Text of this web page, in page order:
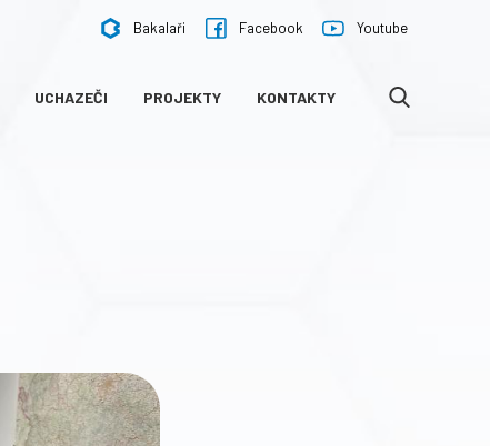
Bakalaři Facebook Youtube
UCHAZEČI PROJEKTY KONTAKTY
VYHLEDÁVÁNÍ